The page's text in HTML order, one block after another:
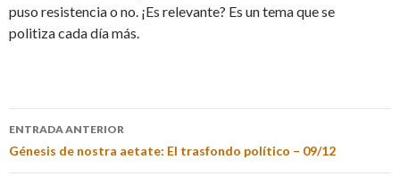
puso resistencia o no. ¡Es relevante? Es un tema que se
politiza cada día más.
ENTRADA ANTERIOR
Génesis de nostra aetate: El trasfondo político – 09/12